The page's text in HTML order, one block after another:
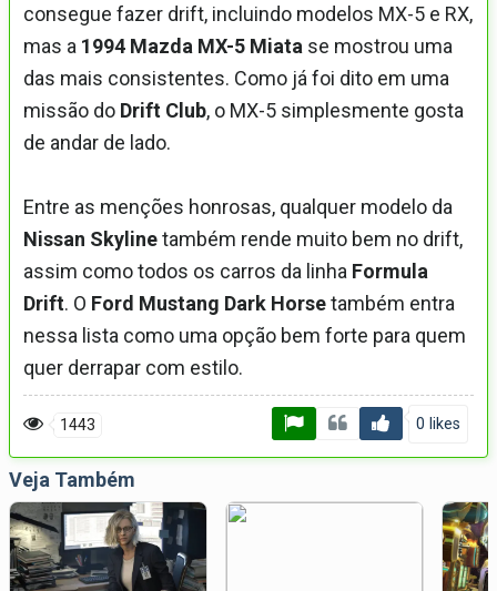
consegue fazer drift, incluindo modelos MX-5 e RX,
mas a 1994 Mazda MX-5 Miata se mostrou uma
das mais consistentes. Como já foi dito em uma
missão do Drift Club, o MX-5 simplesmente gosta
de andar de lado.
Entre as menções honrosas, qualquer modelo da
Nissan Skylinetambém rende muito bem no drift,
assim como todos os carros da linha Formula
Drift. O Ford Mustang Dark Horsetambém entra
nessa lista como uma opção bem forte para quem
quer derrapar com estilo.
1443 0 likes
Veja Também